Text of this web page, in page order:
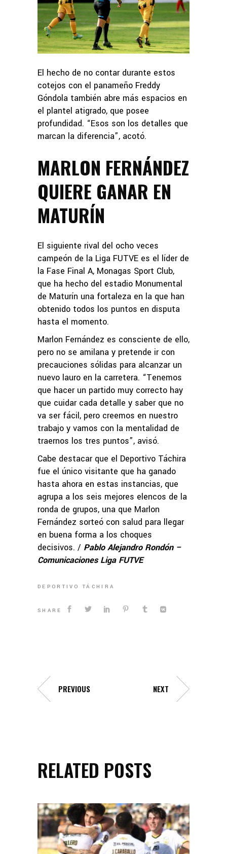
El hecho de no contar durante estos
cotejos con el panameño Freddy
Góndola también abre más espacios en
el plantel atigrado, que posee
profundidad. “Esos son los detalles que
marcan la diferencia”, acotó.
MARLON FERNÁNDEZ
QUIERE GANAR EN
MATURÍN
El siguiente rival del ocho veces
campeón de la Liga FUTVE es el líder de
la Fase Final A, Monagas Sport Club,
que ha hecho del estadio Monumental
de Maturín una fortaleza en la que han
obtenido todos los puntos en disputa
hasta el momento.
Marlon Fernández es consciente de ello,
pero no se amilana y pretende ir con
precauciones sólidas para alcanzar un
nuevo lauro en la carretera. “Tenemos
que hacer un partido muy correcto hay
que cuidar cada detalle y saber que no
va ser fácil, pero creemos en nuestro
trabajo y vamos con la mentalidad de
traernos los tres puntos”, avisó.
Cabe destacar que el Deportivo Táchira
fue el único visitante que ha ganado
hasta ahora en estas instancias, que
agrupa a los seis mejores elencos de la
ronda de grupos, una que Marlon
Fernández sorteó con salud para llegar
en buena forma a los choques
decisivos. / Pablo Alejandro Rondón –
Comunicaciones Liga FUTVE
DEPORTIVO TÁCHIRA
SHARE
PREVIOUS NEXT
RELATED POSTS